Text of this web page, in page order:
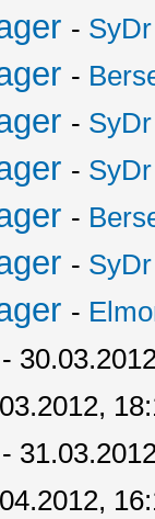
- SyDr
-
- SyDr
- SyDr
-
- SyDr
-
-
-